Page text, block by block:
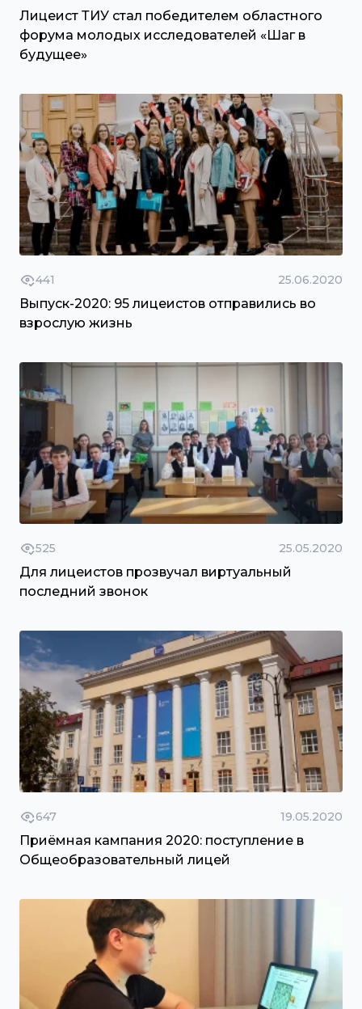
Лицеист ТИУ стал победителем областного
форума молодых исследователей «Шаг в
будущее»
441 25.06.2020
Выпуск-2020: 95 лицеистов отправились во
взрослую жизнь
525 25.05.2020
Для лицеистов прозвучал виртуальный
последний звонок
647 19.05.2020
Приёмная кампания 2020: поступление в
Общеобразовательный лицей